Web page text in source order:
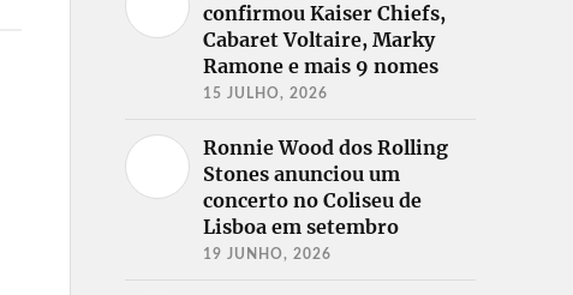
confirmou Kaiser Chiefs,
Cabaret Voltaire, Marky
Ramone e mais 9 nomes
15 JULHO, 2026
Ronnie Wood dos Rolling
Stones anunciou um
concerto no Coliseu de
Lisboa em setembro
19 JUNHO, 2026